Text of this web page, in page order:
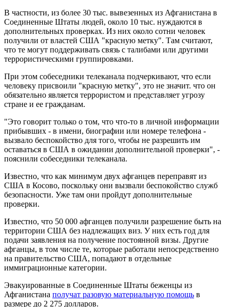
В частности, из более 30 тыс. вывезенных из Афганистана в
Соединенные Штаты людей, около 10 тыс. нуждаются в
дополнительных проверках. Из них около сотни человек
получили от властей США "красную метку". Там считают,
что те могут поддерживать связь с талибами или другими
террористическими группировками.
При этом собеседники телеканала подчеркивают, что если
человеку присвоили "красную метку", это не значит. что он
обязательно является террористом и представляет угрозу
стране и ее гражданам.
"Это говорит только о том, что что-то в личной информации
прибывших - в имени, биографии или номере телефона -
вызвало беспокойство для того, чтобы не разрешить им
оставаться в США в ожидании дополнительной проверки", -
пояснили собеседники телеканала.
Известно, что как минимум двух афганцев переправят из
США в Косово, поскольку они вызвали беспокойство служб
безопасности. Уже там они пройдут дополнительные
проверки.
Известно, что 50 000 афганцев получили разрешение быть на
территории США без надлежащих виз. У них есть год для
подачи заявления на получение постоянной визы. Другие
афганцы, в том числе те, которые работали непосредственно
на правительство США, попадают в отдельные
иммиграционные категории.
Эвакуированные в Соединенные Штаты беженцы из
Афганистана получат разовую материальную помощь в
размере до 2 275 долларов.